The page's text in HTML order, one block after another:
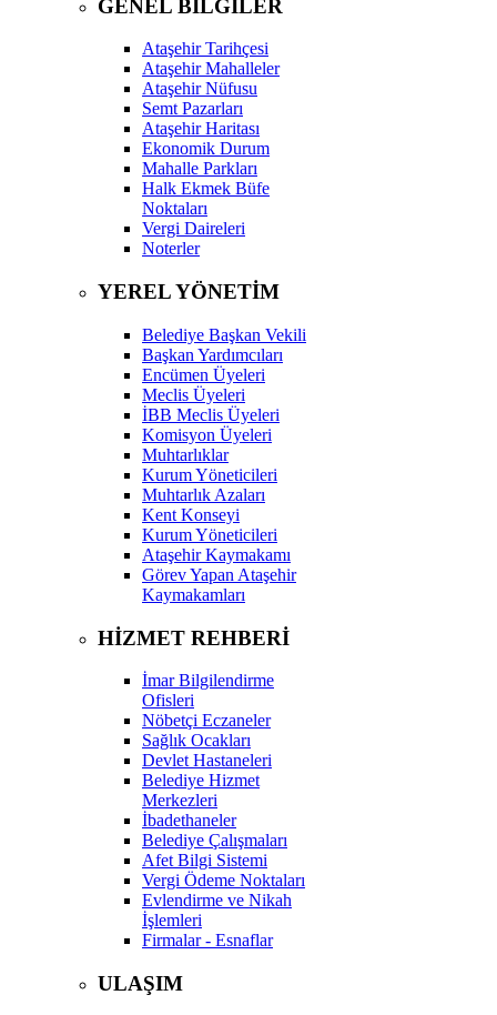
GENEL BİLGİLER
Ataşehir Tarihçesi
Ataşehir Mahalleler
Ataşehir Nüfusu
Semt Pazarları
Ataşehir Haritası
Ekonomik Durum
Mahalle Parkları
Halk Ekmek Büfe
Noktaları
Vergi Daireleri
Noterler
YEREL YÖNETİM
Belediye Başkan Vekili
Başkan Yardımcıları
Encümen Üyeleri
Meclis Üyeleri
İBB Meclis Üyeleri
Komisyon Üyeleri
Muhtarlıklar
Kurum Yöneticileri
Muhtarlık Azaları
Kent Konseyi
Kurum Yöneticileri
Ataşehir Kaymakamı
Görev Yapan Ataşehir
Kaymakamları
HİZMET REHBERİ
İmar Bilgilendirme
Ofisleri
Nöbetçi Eczaneler
Sağlık Ocakları
Devlet Hastaneleri
Belediye Hizmet
Merkezleri
İbadethaneler
Belediye Çalışmaları
Afet Bilgi Sistemi
Vergi Ödeme Noktaları
Evlendirme ve Nikah
İşlemleri
Firmalar - Esnaflar
ULAŞIM